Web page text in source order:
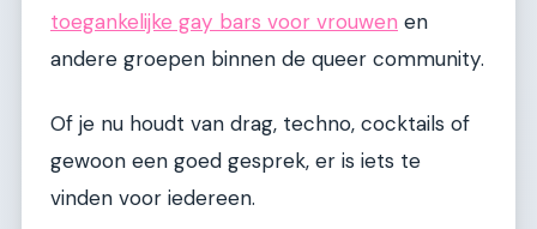
toegankelijke gay bars voor vrouwen en
andere groepen binnen de queer community.
Of je nu houdt van drag, techno, cocktails of
gewoon een goed gesprek, er is iets te
vinden voor iedereen.